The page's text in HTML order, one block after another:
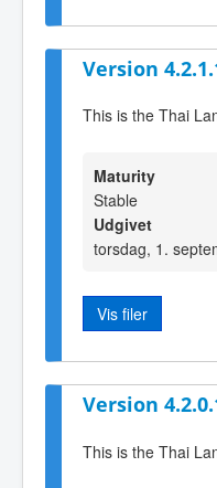
Version
This is the Thai
Maturity
Stable
Udgivet
torsdag, 1.
Vis filer
Version
This is the Thai